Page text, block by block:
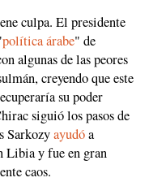
culpa. El presidente
política árabe" de
algunas de las peores
creyendo que este
su poder
siguió los pasos de
Sarkozyayudóa
Libia y fue en gran
caos.